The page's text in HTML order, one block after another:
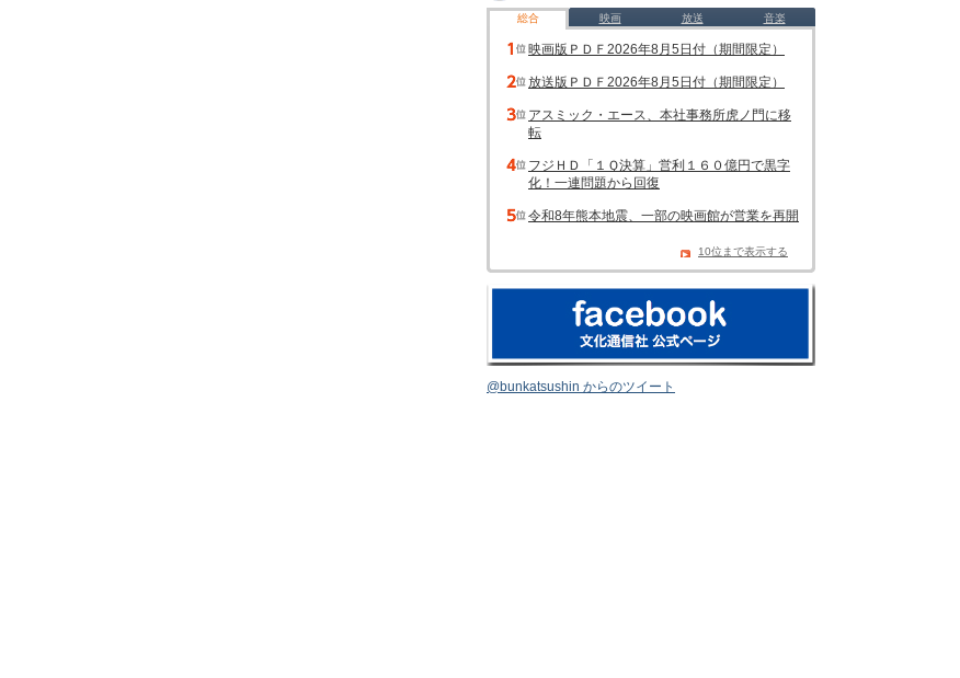
総合 映画 放送 音楽
映画版ＰＤＦ2026年8月5日付（期間限定）
放送版ＰＤＦ2026年8月5日付（期間限定）
アスミック・エース、本社事務所虎ノ門に移
転
フジＨＤ「１Ｑ決算」営利１６０億円で黒字
化！一連問題から回復
令和8年熊本地震、一部の映画館が営業を再開
10位まで表示する
@bunkatsushin からのツイート